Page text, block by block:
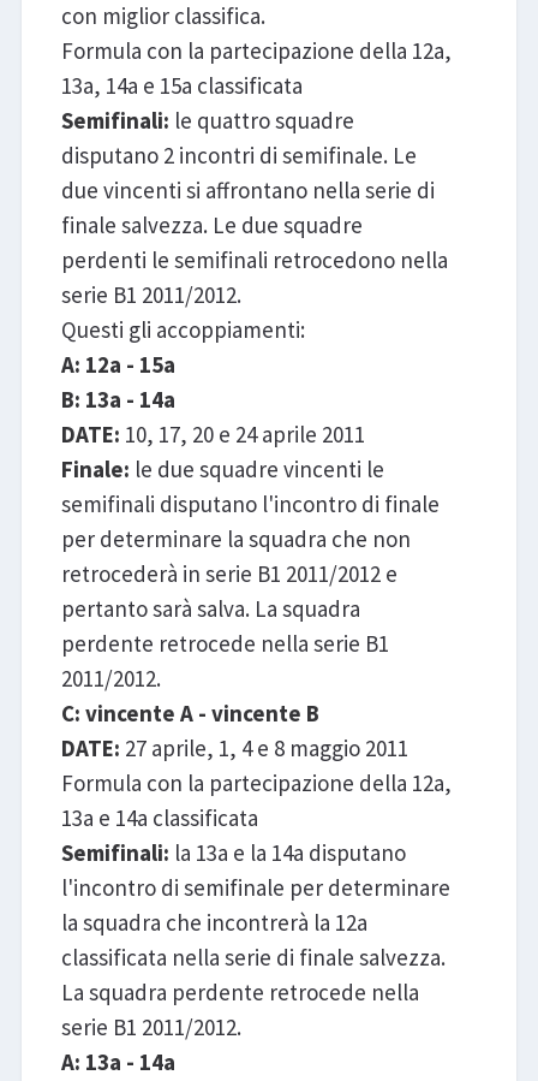
con miglior classifica.
Formula con la partecipazione della 12a,
13a, 14a e 15a classificata
Semifinali: le quattro squadre
disputano 2 incontri di semifinale. Le
due vincenti si affrontano nella serie di
finale salvezza. Le due squadre
perdenti le semifinali retrocedono nella
serie B1 2011/2012.
Questi gli accoppiamenti:
A: 12a - 15a
B: 13a - 14a
DATE: 10, 17, 20 e 24 aprile 2011
Finale: le due squadre vincenti le
semifinali disputano l'incontro di finale
per determinare la squadra che non
retrocederà in serie B1 2011/2012 e
pertanto sarà salva. La squadra
perdente retrocede nella serie B1
2011/2012.
C: vincente A - vincente B
DATE: 27 aprile, 1, 4 e 8 maggio 2011
Formula con la partecipazione della 12a,
13a e 14a classificata
Semifinali: la 13a e la 14a disputano
l'incontro di semifinale per determinare
la squadra che incontrerà la 12a
classificata nella serie di finale salvezza.
La squadra perdente retrocede nella
serie B1 2011/2012.
A: 13a - 14a